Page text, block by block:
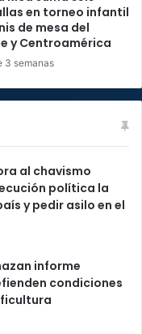
en torneo infantil
de mesa del
y Centroamérica
3 semanas
al chavismo
política la
y pedir asilo en el
informe
condiciones